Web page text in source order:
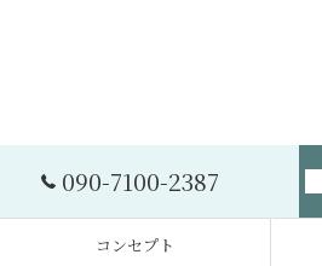
090-7100-2387
コンセプト